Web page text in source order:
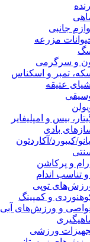
جانبی
مزرعه
و سرگرمی
تمبر و اسکناس
اشیای عتیقه
بیس و امپلیفایر
بادی
کیبورد/آکاردئون
و پرکاشن
تناسب اندام
توپی
و کمپینگ
و ورزش‌های آبی
ورزشی